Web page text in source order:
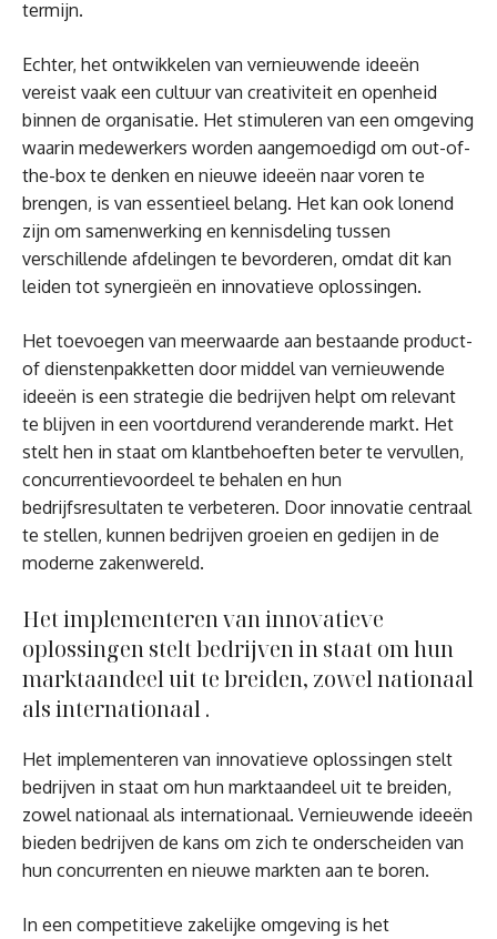
termijn.
Echter, het ontwikkelen van vernieuwende ideeën
vereist vaak een cultuur van creativiteit en openheid
binnen de organisatie. Het stimuleren van een omgeving
waarin medewerkers worden aangemoedigd om out-of-
the-box te denken en nieuwe ideeën naar voren te
brengen, is van essentieel belang. Het kan ook lonend
zijn om samenwerking en kennisdeling tussen
verschillende afdelingen te bevorderen, omdat dit kan
leiden tot synergieën en innovatieve oplossingen.
Het toevoegen van meerwaarde aan bestaande product-
of dienstenpakketten door middel van vernieuwende
ideeën is een strategie die bedrijven helpt om relevant
te blijven in een voortdurend veranderende markt. Het
stelt hen in staat om klantbehoeften beter te vervullen,
concurrentievoordeel te behalen en hun
bedrijfsresultaten te verbeteren. Door innovatie centraal
te stellen, kunnen bedrijven groeien en gedijen in de
moderne zakenwereld.
Het implementeren van innovatieve
oplossingen stelt bedrijven in staat om hun
marktaandeel uit te breiden, zowel nationaal
als internationaal .
Het implementeren van innovatieve oplossingen stelt
bedrijven in staat om hun marktaandeel uit te breiden,
zowel nationaal als internationaal. Vernieuwende ideeën
bieden bedrijven de kans om zich te onderscheiden van
hun concurrenten en nieuwe markten aan te boren.
In een competitieve zakelijke omgeving is het